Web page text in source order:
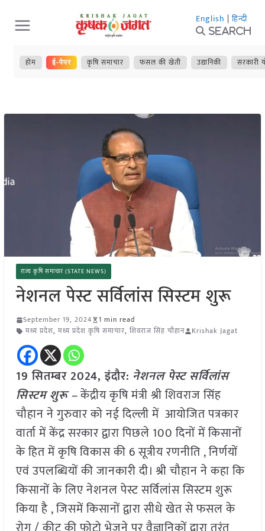
Skip
to
content
English | हिन्दी
Search
होम ई-पेपर कृषि समाचार फसल की खेती उद्यानिकी सरकारी
राज्य कृषि समाचार (STATE NEWS)
नेशनल पेस्ट सर्विलांस सिस्टम शुरू
September 19, 2024
1 min read
मध्य प्रदेश, मध्य प्रदेश कृषि समाचार, शिवराज सिंह चौहान Krishak Jagat
19 सितम्बर 2024, इंदौर: नेशनल पेस्ट सर्विलांस
सिस्टम शुरू –केंद्रीय कृषि मंत्री श्री शिवराज सिंह
चौहान ने गुरुवार को नई दिल्ली में आयोजित पत्रकार
वार्ता में केंद्र सरकार द्वारा पिछले 100 दिनों में किसानों
के हित में कृषि विकास की 6 सूत्रीय रणनीति , निर्णयों
एवं उपलब्धियों की जानकारी दी। श्री चौहान ने कहा कि
किसानों के लिए नेशनल पेस्ट सर्विलांस सिस्टम शुरू
किया है , जिसमें किसानों द्वारा सीधे खेत से फसल के